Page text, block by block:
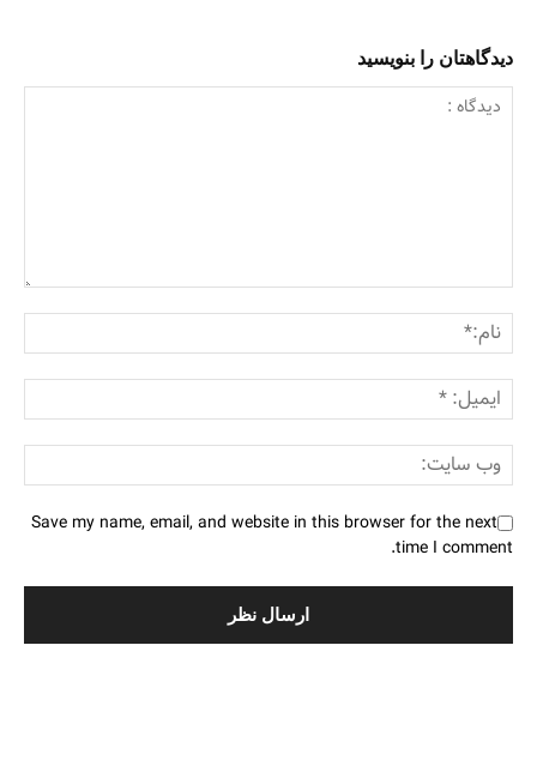
دیدگاهتان را بنویسید
Save my name, email, and website in this browser for the next
time I comment.